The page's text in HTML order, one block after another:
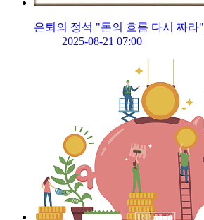
은퇴의 정석 "돈의 흐름 다시 짜라"
2025-08-21 07:00